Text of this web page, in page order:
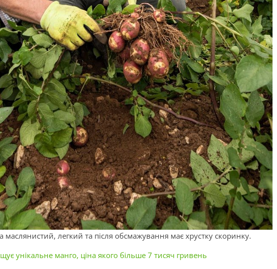
легкий та після обсмажування має хрустку скоринку.
унікальне манго, ціна якого більше 7 тисяч гривень